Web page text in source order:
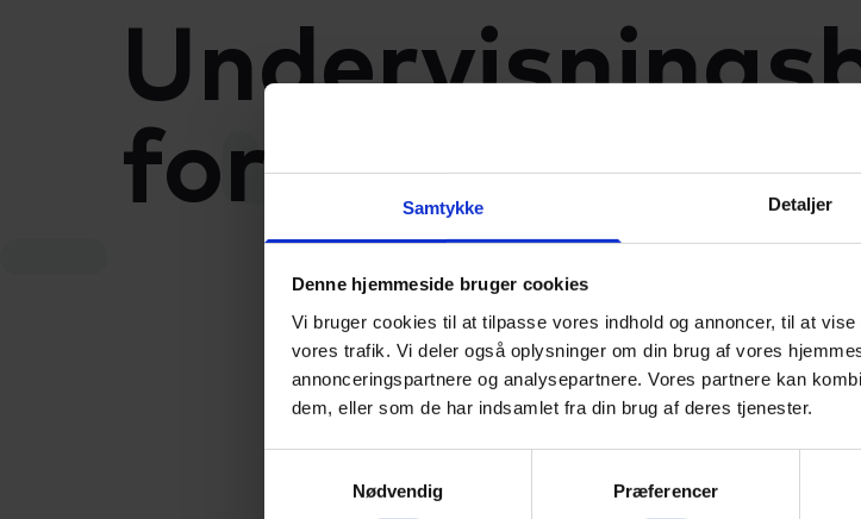
Samtykke Detaljer
Denne hjemmeside bruger cookies
Vi bruger cookies til at tilpasse vores indhold og annoncer, til at
vores trafik. Vi deler også oplysninger om din brug af vores
annonceringspartnere og analysepartnere. Vores partnere kan
dem, eller som de har indsamlet fra din brug af deres tjenester.
Nødvendig
Præferencer
for HF
Her kan du finde
årgange. Du kan se det faglige
arbejdet ud fra i undervisningen.
Ordblindeundervisning (OBU)